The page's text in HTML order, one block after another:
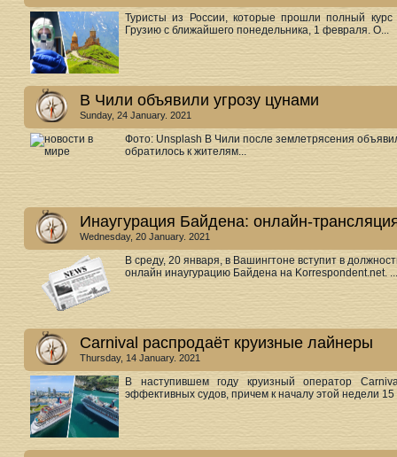
Туристы из России, которые прошли полный курс
Грузию с ближайшего понедельника, 1 февраля. О...
В Чили объявили угрозу цунами
Sunday, 24 January. 2021
Фото: Unsplash В Чили после землетрясения
обратилось к жителям...
Инаугурация Байдена: онлайн-
Wednesday, 20 January. 2021
В среду, 20 января, в Вашингтоне вступит в
онлайн инаугурацию Байдена на Korrespondent.net. ...
Carnival распродаёт круизные лайнеры
Thursday, 14 January. 2021
В наступившем году круизный оператор
эффективных судов, причем к началу этой недели 15